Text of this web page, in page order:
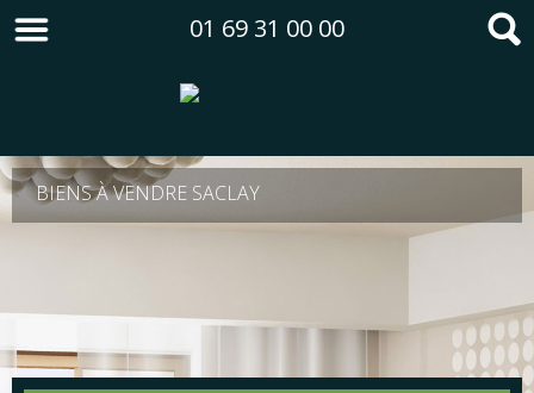
01 69 31 00 00
BIENS À VENDRE SACLAY